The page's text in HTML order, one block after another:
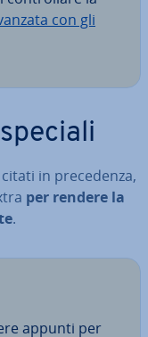
con gli
in pre­ce­den­za,
per rendere la
.
appunti per